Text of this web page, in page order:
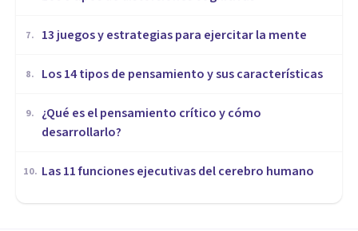
7. 13 juegos y estrategias para ejercitar la mente
8. Los 14 tipos de pensamiento y sus características
9.
¿Qué es el pensamiento crítico y cómo
desarrollarlo?
10. Las 11 funciones ejecutivas del cerebro humano